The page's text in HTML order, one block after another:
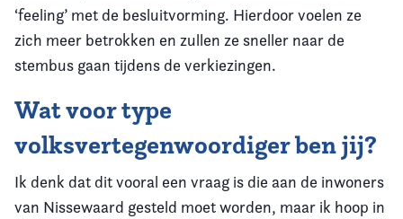
‘feeling’ met de besluitvorming. Hierdoor voelen ze
zich meer betrokken en zullen ze sneller naar de
stembus gaan tijdens de verkiezingen.
Wat voor type
volksvertegenwoordiger ben jij?
Ik denk dat dit vooral een vraag is die aan de inwoners
van Nissewaard gesteld moet worden, maar ik hoop in